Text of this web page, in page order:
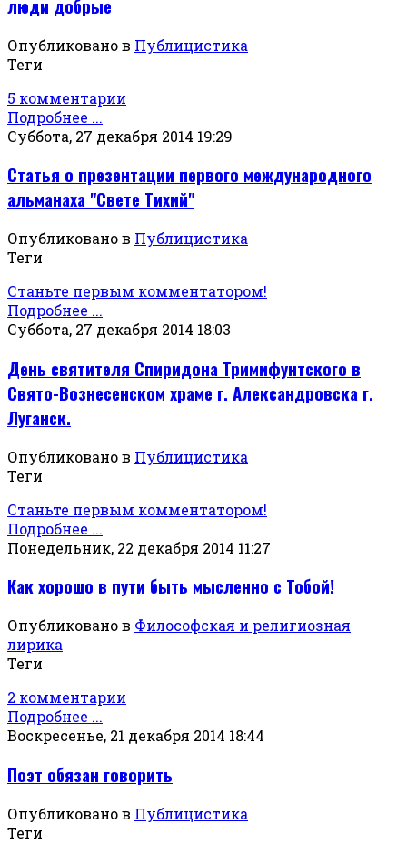
люди добрые
Опубликовано в Публицистика
Теги
5 комментарии
Подробнее ...
Суббота, 27 декабря 2014 19:29
Статья о презентации первого международного
альманаха "Свете Тихий"
Опубликовано в Публицистика
Теги
Станьте первым комментатором!
Подробнее ...
Суббота, 27 декабря 2014 18:03
День святителя Спиридона Тримифунтского в
Свято-Вознесенском храме г. Александровска г.
Луганск.
Опубликовано в Публицистика
Теги
Станьте первым комментатором!
Подробнее ...
Понедельник, 22 декабря 2014 11:27
Как хорошо в пути быть мысленно с Тобой!
Опубликовано в Философская и религиозная
лирика
Теги
2 комментарии
Подробнее ...
Воскресенье, 21 декабря 2014 18:44
Поэт обязан говорить
Опубликовано в Публицистика
Теги